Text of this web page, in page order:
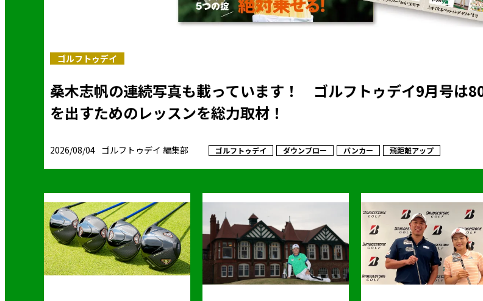
ゴルフトゥデイ
桑木志帆の連続写真も載っています！ ゴルフトゥデイ9月号は
を出すためのレッスンを総力取材！
2026/08/04 ゴルフトゥデイ 編集部 ゴルフトゥデイ ダウンブロー バンカー 飛距離アップ